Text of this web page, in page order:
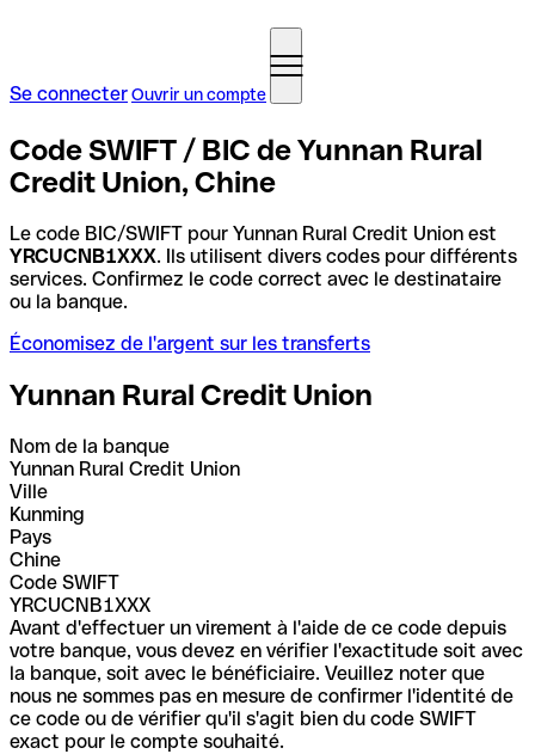
Se connecterOuvrir un compte
Code SWIFT / BIC de Yunnan Rural
Credit Union, Chine
Le code BIC/SWIFT pour Yunnan Rural Credit Union est
YRCUCNB1XXX. Ils utilisent divers codes pour différents
services. Confirmez le code correct avec le destinataire
ou la banque.
Économisez de l'argent sur les transferts
Yunnan Rural Credit Union
Nom de la banque
Yunnan Rural Credit Union
Ville
Kunming
Pays
Chine
Code SWIFT
YRCUCNB1XXX
Avant d'effectuer un virement à l'aide de ce code depuis
votre banque, vous devez en vérifier l'exactitude soit avec
la banque, soit avec le bénéficiaire. Veuillez noter que
nous ne sommes pas en mesure de confirmer l'identité de
ce code ou de vérifier qu'il s'agit bien du code SWIFT
exact pour le compte souhaité.